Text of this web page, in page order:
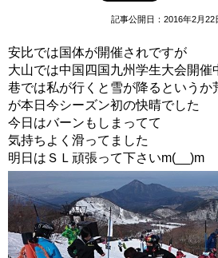
記事公開日：2016年2月22
安比では国体が開催されですが
大山では中国四国九州学生大会開催
巷では私が行くと雪が降るというか
が本日今シーズン初の快晴でした
今日はバーンもしまってて
気持ちよく滑ってました
明日はＳＬ頑張って下さいm(__)m